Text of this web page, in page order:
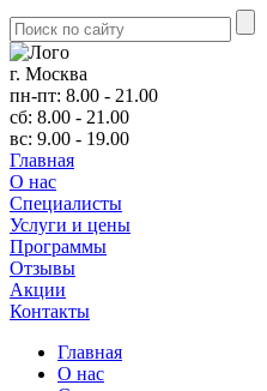
г. Москва
пн-пт: 8.00 - 21.00
сб: 8.00 - 21.00
вс: 9.00 - 19.00
Главная
О нас
Cпециалисты
Услуги и цены
Программы
Отзывы
Акции
Контакты
Главная
О нас